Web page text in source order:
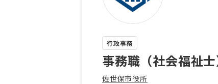
行政事務
事務職（社会福祉
佐世保市役所